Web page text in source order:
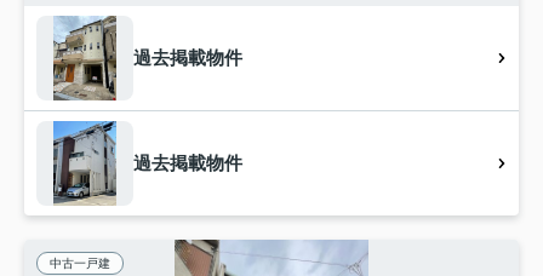
過去掲載物件
過去掲載物件
中古一戸建